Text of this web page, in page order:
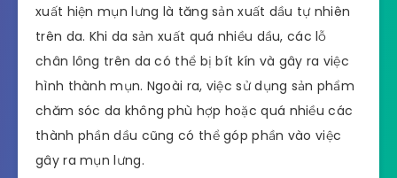
xuất hiện mụn lưng là tăng sản xuất dầu tự nhiên
trên da. Khi da sản xuất quá nhiều dầu, các lỗ
chân lông trên da có thể bị bít kín và gây ra việc
hình thành mụn. Ngoài ra, việc sử dụng sản phẩm
chăm sóc da không phù hợp hoặc quá nhiều các
thành phần dầu cũng có thể góp phần vào việc
gây ra mụn lưng.